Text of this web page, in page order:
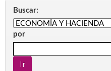
Buscar:
por